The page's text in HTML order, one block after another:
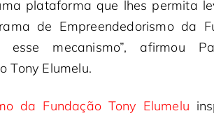
plataforma que lhes permita
de Empreendedorismo da
esse mecanismo”, afirmou
Tony Elumelu.
da Fundação Tony Elumelu